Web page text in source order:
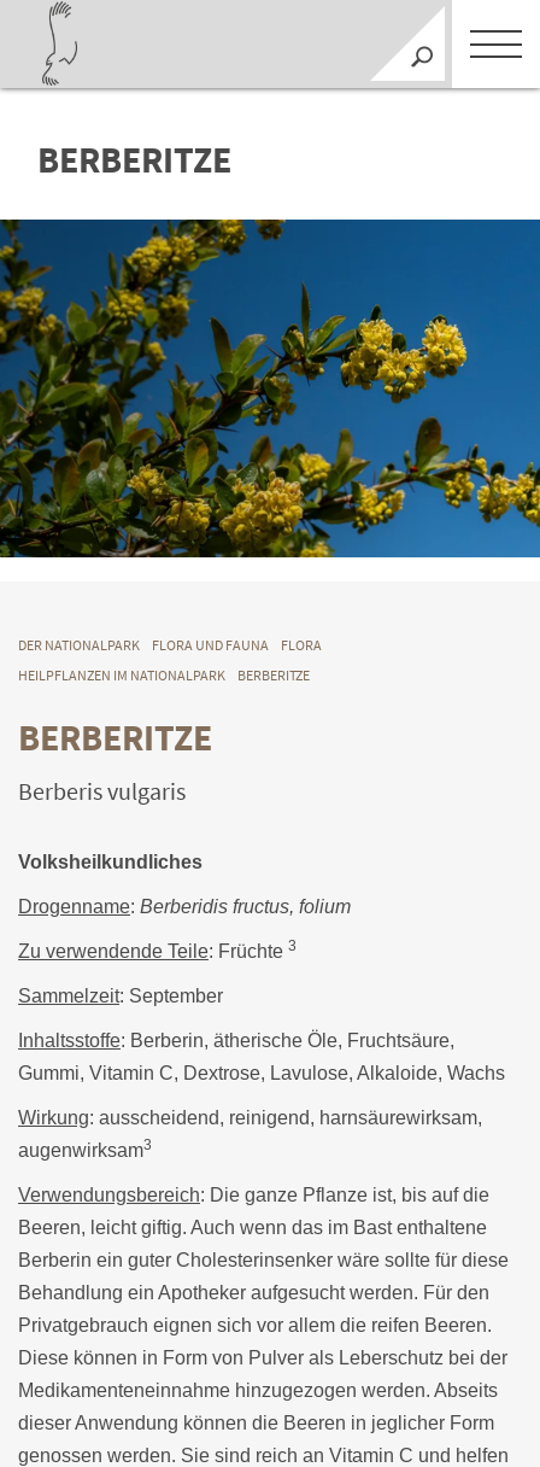
BERBERITZE
DER NATIONALPARK FLORA UND FAUNA
FLORA
HEILPFLANZEN IM NATIONALPARK
BERBERITZE
BERBERITZE
Berberis vulgaris
Volksheilkundliches
Drogenname: Berberidis fructus, folium
Zu verwendende Teile: Früchte 3
Sammelzeit: September
Inhaltsstoffe: Berberin, ätherische Öle, Fruchtsäure,
Gummi, Vitamin C, Dextrose, Lavulose, Alkaloide, Wachs
Wirkung: ausscheidend, reinigend, harnsäurewirksam,
augenwirksam3
Verwendungsbereich: Die ganze Pflanze ist, bis auf die
Beeren, leicht giftig. Auch wenn das im Bast enthaltene
Berberin ein guter Cholesterinsenker wäre sollte für diese
Behandlung ein Apotheker aufgesucht werden. Für den
Privatgebrauch eignen sich vor allem die reifen Beeren.
Diese können in Form von Pulver als Leberschutz bei der
Medikamenteneinnahme hinzugezogen werden. Abseits
dieser Anwendung können die Beeren in jeglicher Form
genossen werden. Sie sind reich an Vitamin C und helfen